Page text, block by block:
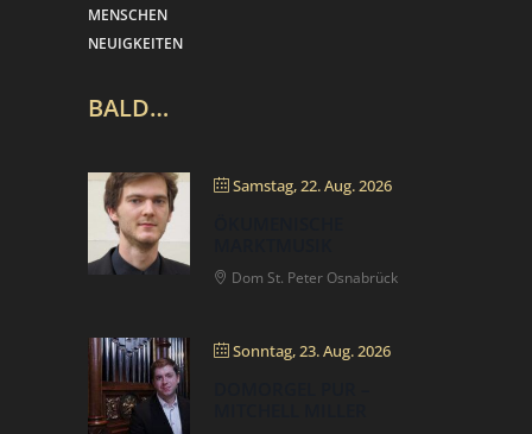
MENSCHEN
NEUIGKEITEN
BALD…
Samstag, 22. Aug. 2026
Dom St. Peter Osnabrück
Sonntag, 23. Aug. 2026